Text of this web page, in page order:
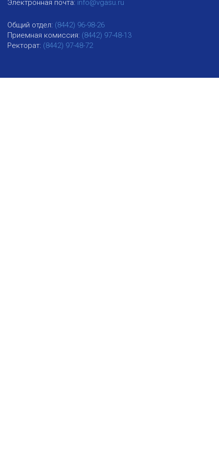
Электронная почта: info@vgasu.ru
Общий отдел: (8442) 96-98-26
Приемная комиссия: (8442) 97-48-13
Ректорат: (8442) 97-48-72